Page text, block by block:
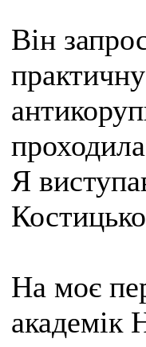
Він
Я
На моє
академік